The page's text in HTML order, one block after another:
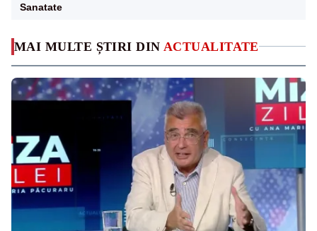
MAI MULTE ȘTIRI DIN ACTUALITATE
Sanatate